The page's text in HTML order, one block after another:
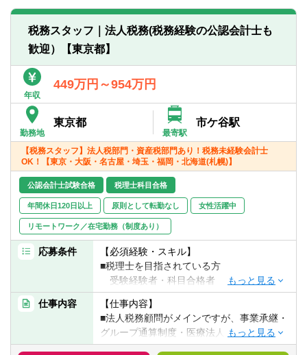
定措置だった在宅勤務、時差出勤の運用を
制度化し従業員の多様な働き方に対応いた
します。
■コミュニケーションを図りながら業務遂行
ができる方
■新しいことへのチャレンジ精神のある方
■臨機応変な対応が出来る方
■法定時間外労働月平均30時間以内で、スケ
ジュール調整も個々の裁量に任せているた
め、メリハリをつけて働くことができる環
境です。
税務スタッフ｜法人税務(税務経験の公認会計士も
歓迎）【東京都】
年収
449万円～954万円
勤務地
東京都
最寄駅
市ケ谷駅
【税務スタッフ】法人税部門・資産税部門あり！税務未経験会計士
OK！【東京・大阪・名古屋・埼玉・福岡・北海道(札幌)】
公認会計士試験合格 税理士科目合格
年間休日120日以上 原則として転勤なし 女性活躍中
リモートワーク／在宅勤務（制度あり）
応募条件
【必須経験・スキル】
■税理士を目指されている方
受験経験者・科目合格者
（経験、スキルによって相談に応じま
す）
■会計事務所経験3年以上 or 事業会社の経理
経験3年以上
仕事内容
【仕事内容】
■法人税務顧問がメインですが、事業承継・
グループ通算制度・医療法人・非営利法人
などの特殊案件や上場企業などの大型案件